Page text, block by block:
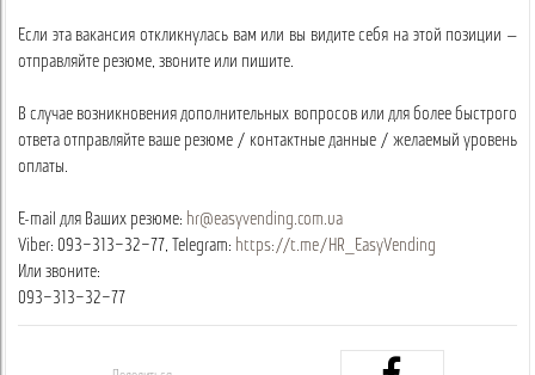
Если эта вакансия откликнулась вам или вы видите себя на этой позиции —
отправляйте резюме, звоните или пишите.
В случае возникновения дополнительных вопросов или для более быстрого
ответа отправляйте ваше резюме / контактные данные / желаемый уровень
оплаты.
E-mail для Ваших резюме: hr@easyvending.com.ua
Viber: 093−313−32−77, Telegram: https://t.me/HR_EasyVending
Или звоните:
093−313−32−77